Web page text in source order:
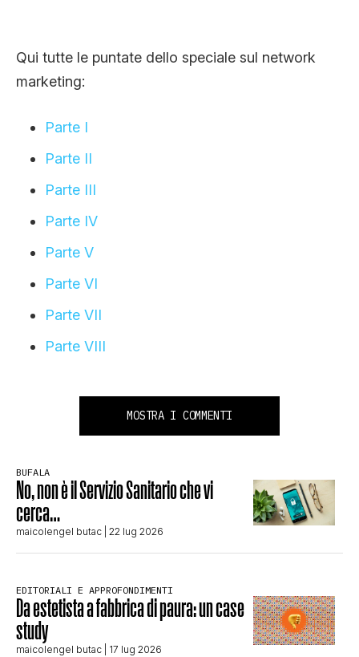
Qui tutte le puntate dello speciale sul network
marketing:
Parte I
Parte II
Parte III
Parte IV
Parte V
Parte VI
Parte VII
Parte VIII
MOSTRA I COMMENTI
BUFALA
No, non è il Servizio Sanitario che vi
cerca…
maicolengel butac | 22 lug 2026
EDITORIALI E APPROFONDIMENTI
Da estetista a fabbrica di paura: un case
study
maicolengel butac | 17 lug 2026